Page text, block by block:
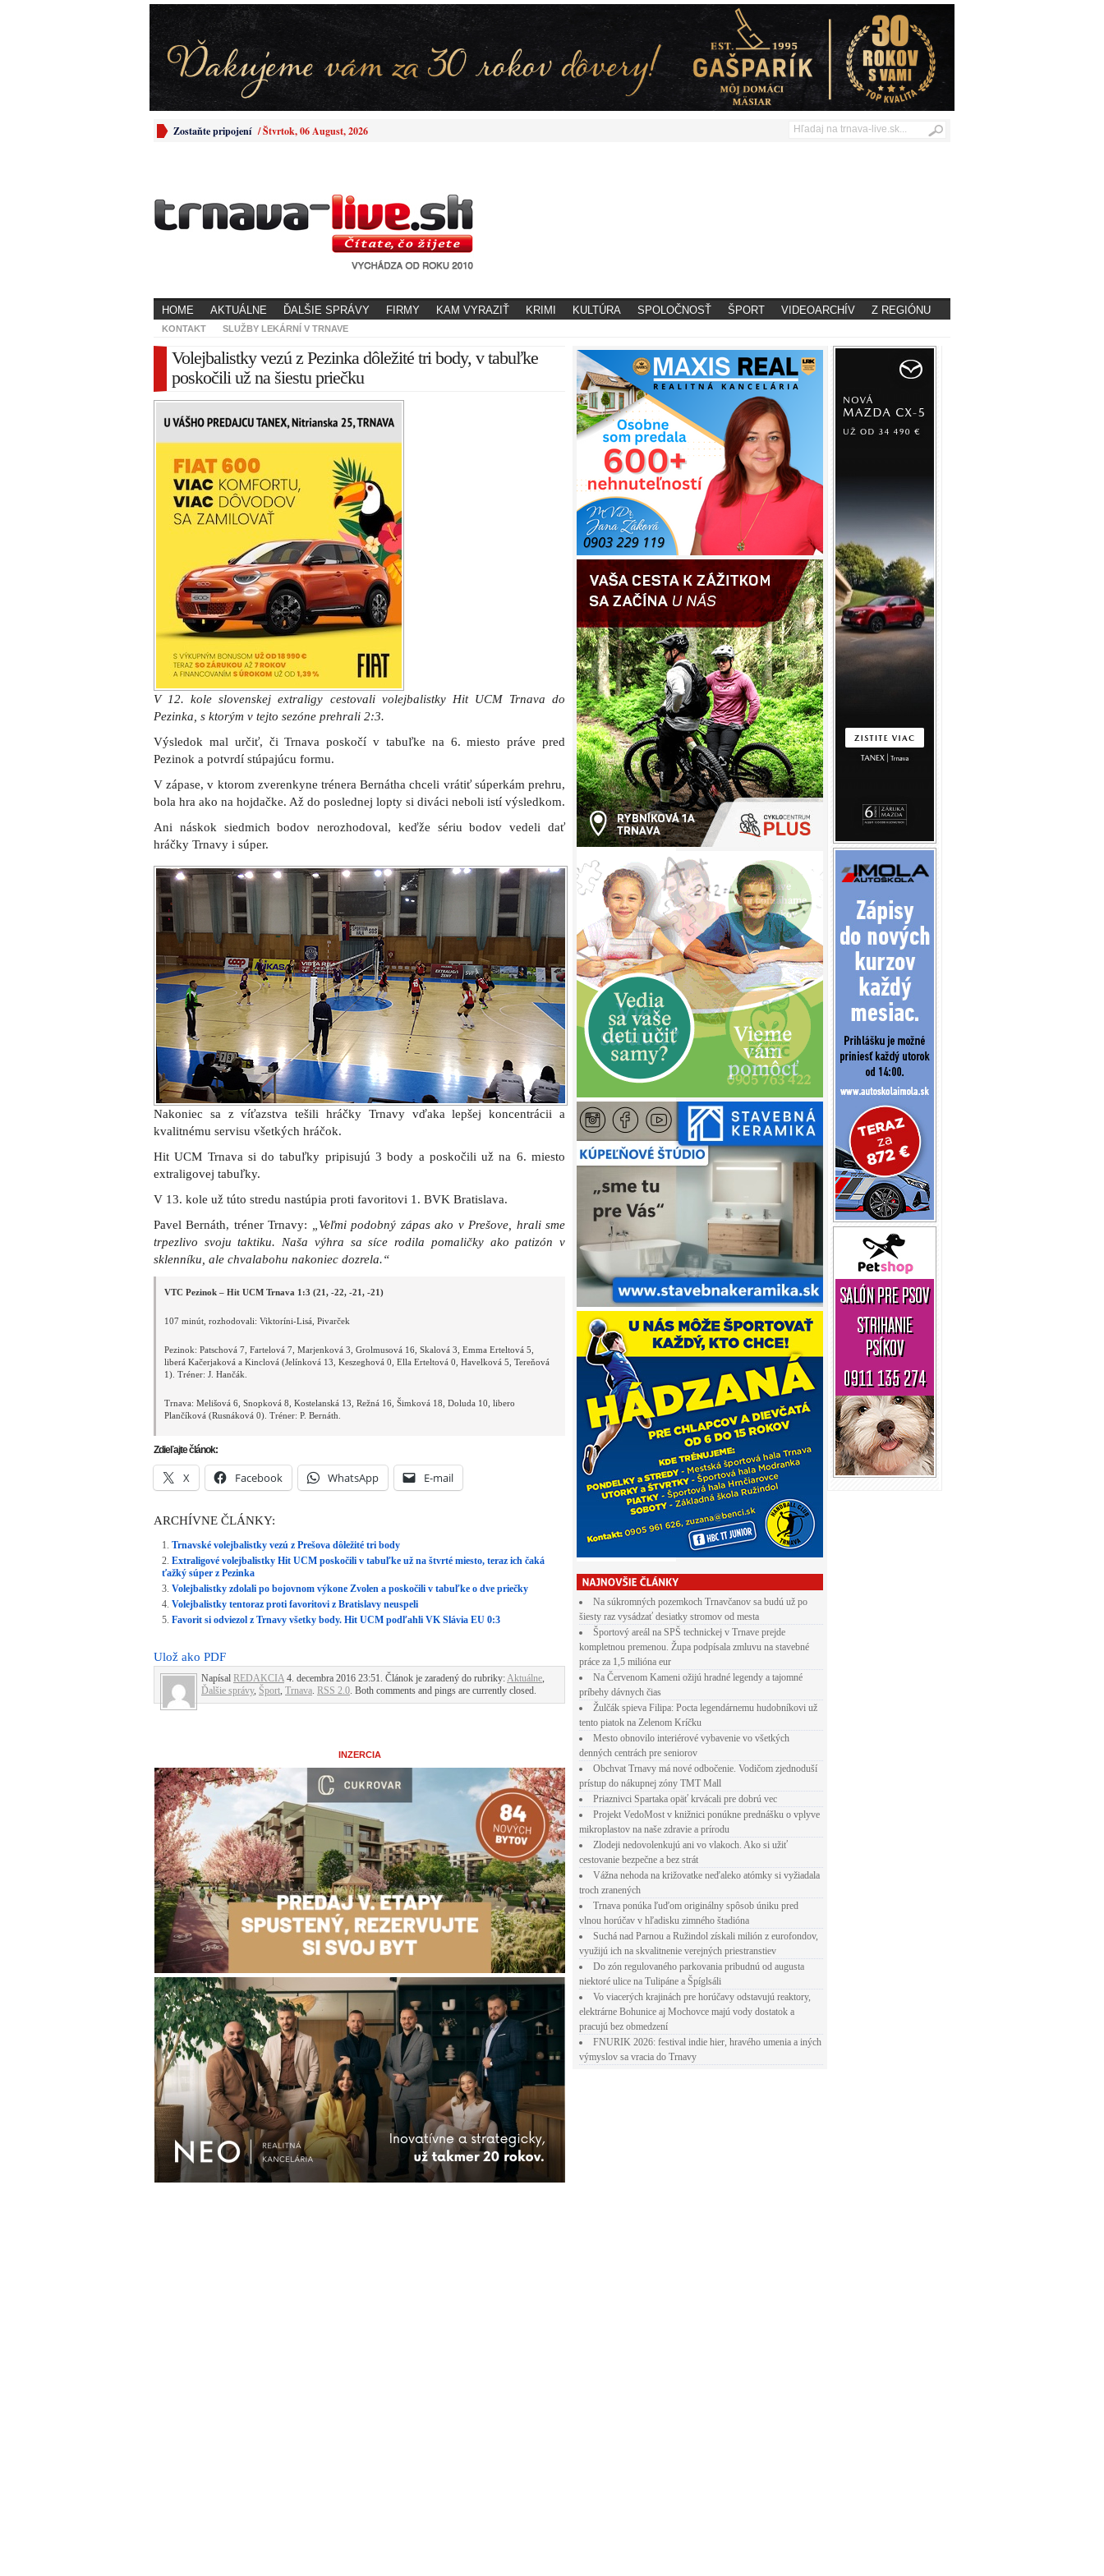
Zostaňte pripojení /Štvrtok, 06 August, 2026
HOME AKTUÁLNE ĎALŠIE SPRÁVY FIRMY KAM VYRAZIŤ KRIMI KULTÚRA SPOLOČNOSŤ ŠPORT VIDEOARCHÍV Z REGIÓNU
KONTAKT SLUŽBY LEKÁRNÍ V TRNAVE
Volejbalistky vezú z Pezinka dôležité tri body, v tabuľke
poskočili už na šiestu priečku
V 12. kole slovenskej extraligy cestovali volejbalistky Hit UCM Trnava do
Pezinka, s ktorým v tejto sezóne prehrali 2:3.
Výsledok mal určiť, či Trnava poskočí v tabuľke na 6. miesto práve pred
Pezinok a potvrdí stúpajúcu formu.
V zápase, v ktorom zverenkyne trénera Bernátha chceli vrátiť súperkám prehru,
bola hra ako na hojdačke. Až do poslednej lopty si diváci neboli istí výsledkom.
Ani náskok siedmich bodov nerozhodoval, keďže sériu bodov vedeli dať
hráčky Trnavy i súper.
Nakoniec sa z víťazstva tešili hráčky Trnavy vďaka lepšej koncentrácii a
kvalitnému servisu všetkých hráčok.
Hit UCM Trnava si do tabuľky pripisujú 3 body a poskočili už na 6. miesto
extraligovej tabuľky.
V 13. kole už túto stredu nastúpia proti favoritovi 1. BVK Bratislava.
Pavel Bernáth, tréner Trnavy:
„Veľmi podobný zápas ako v Prešove, hrali sme
trpezlivo svoju taktiku. Naša výhra sa síce rodila pomaličky ako patizón v
sklenníku, ale chvalabohu nakoniec dozrela.“
VTC Pezinok – Hit UCM Trnava 1:3 (21, -22, -21, -21)
107 minút, rozhodovali: Viktoríni-Lisá, Pivarček
Pezinok: Patschová 7, Fartelová 7, Marjenková 3, Grolmusová 16, Skalová 3, Emma Erteltová 5,
liberá Kačerjaková a Kinclová (Jelínková 13, Keszeghová 0, Ella Erteltová 0, Havelková 5, Tereňová
1). Tréner: J. Hančák.
Trnava: Melišová 6, Snopková 8, Kostelanská 13, Režná 16, Šimková 18, Doluda 10, libero
Plančíková (Rusnáková 0). Tréner: P. Bernáth.
Zdieľajte článok:
X Facebook WhatsApp E-mail
ARCHÍVNE ČLÁNKY:
Trnavské volejbalistky vezú z Prešova dôležité tri body
Extraligové volejbalistky Hit UCM poskočili v tabuľke už na štvrté miesto, teraz ich čaká
ťažký súper z Pezinka
Volejbalistky zdolali po bojovnom výkone Zvolen a poskočili v tabuľke o dve priečky
Volejbalistky tentoraz proti favoritovi z Bratislavy neuspeli
Favorit si odviezol z Trnavy všetky body. Hit UCM podľahli VK Slávia EU 0:3
Ulož ako PDF
Napísal REDAKCIA 4. decembra 2016 23:51. Článok je zaradený do rubriky:Aktuálne,
Ďalšie správy, Šport, Trnava. RSS 2.0. Both comments and pings are currently closed.
INZERCIA
Na súkromných pozemkoch Trnavčanov sa budú už po
šiesty raz vysádzať desiatky stromov od mesta
Športový areál na SPŠ technickej v Trnave prejde
kompletnou premenou. Župa podpísala zmluvu na stavebné
práce za 1,5 milióna eur
Na Červenom Kameni ožijú hradné legendy a tajomné
príbehy dávnych čias
Žulčák spieva Filipa: Pocta legendárnemu hudobníkovi už
tento piatok na Zelenom Kríčku
Mesto obnovilo interiérové vybavenie vo všetkých
denných centrách pre seniorov
Obchvat Trnavy má nové odbočenie. Vodičom zjednoduší
prístup do nákupnej zóny TMT Mall
Priaznivci Spartaka opäť krvácali pre dobrú vec
Projekt VedoMost v knižnici ponúkne prednášku o vplyve
mikroplastov na naše zdravie a prírodu
Zlodeji nedovolenkujú ani vo vlakoch. Ako si užiť
cestovanie bezpečne a bez strát
Vážna nehoda na križovatke neďaleko atómky si vyžiadala
troch zranených
Trnava ponúka ľuďom originálny spôsob úniku pred
vlnou horúčav v hľadisku zimného štadióna
Suchá nad Parnou a Ružindol získali milión z eurofondov,
využijú ich na skvalitnenie verejných priestranstiev
Do zón regulovaného parkovania pribudnú od augusta
niektoré ulice na Tulipáne a Špíglsáli
Vo viacerých krajinách pre horúčavy odstavujú reaktory,
elektrárne Bohunice aj Mochovce majú vody dostatok a
pracujú bez obmedzení
FNURIK 2026: festival indie hier, hravého umenia a iných
výmyslov sa vracia do Trnavy